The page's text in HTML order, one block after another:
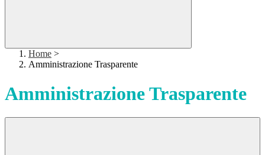
Home >
Amministrazione Trasparente
Amministrazione Trasparente